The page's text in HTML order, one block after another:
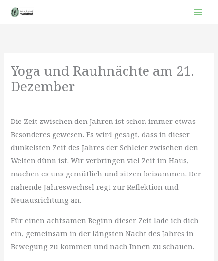
Zum
Inhalt
Yoga und Rauhnächte am 21.
Dezember
Die Zeit zwischen den Jahren ist schon immer etwas
Besonderes gewesen. Es wird gesagt, dass in dieser
dunkelsten Zeit des Jahres der Schleier zwischen den
Welten dünn ist. Wir verbringen viel Zeit im Haus,
machen es uns gemütlich und sitzen beisammen. Der
nahende Jahreswechsel regt zur Reflektion und
Neuausrichtung an.
Für einen achtsamen Beginn dieser Zeit lade ich dich
ein, gemeinsam in der längsten Nacht des Jahres in
Bewegung zu kommen und nach Innen zu schauen.